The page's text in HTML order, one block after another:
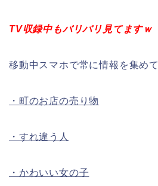
TV収録中もバリバリ見てますｗ
移動中スマホで常に情報を集めて
・町のお店の売り物
・すれ違う人
・かわいい女の子